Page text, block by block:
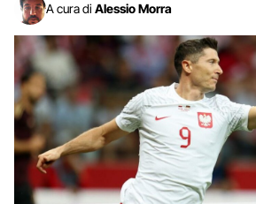
A cura di Alessio Morra